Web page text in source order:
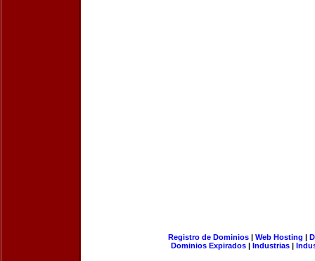
Registro de Dominios| Web Hosting |
Dominios Expirados | Industrias |